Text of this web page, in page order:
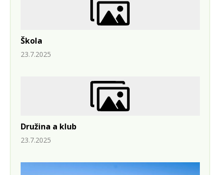
Škola
23.7.2025
Družina a klub
23.7.2025